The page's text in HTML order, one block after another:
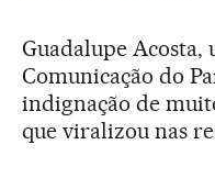
Guadalupe Acosta,
Comunicação do
indignação de
que viralizou nas